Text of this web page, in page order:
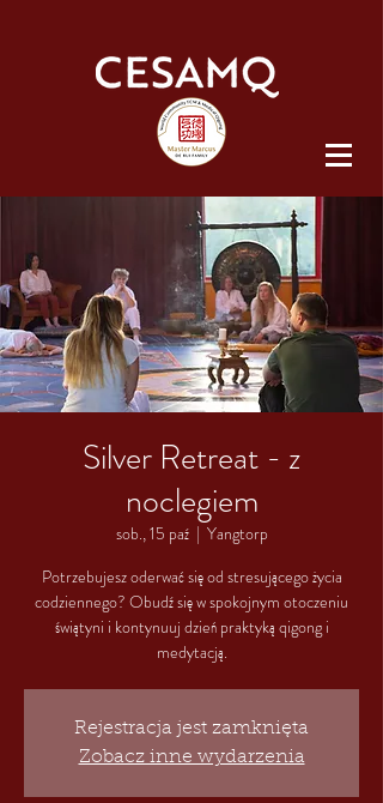
Silver Retreat - z
noclegiem
sob., 15 paź
  |
Yangtorp
Potrzebujesz oderwać się od stresującego życia
codziennego? Obudź się w spokojnym otoczeniu
świątyni i kontynuuj dzień praktyką qigong i
medytacją.
Rejestracja jest zamknięta
Zobacz inne wydarzenia